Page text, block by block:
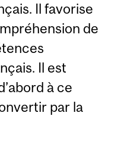
Il favorise
de
Il est
à ce
par la